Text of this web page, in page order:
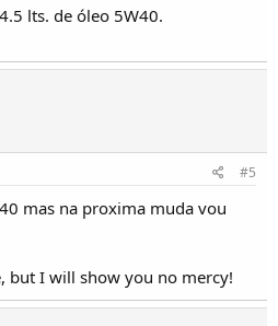
lts. de óleo 5W40.
#5
mas na proxima muda vou
but I will show you no mercy!